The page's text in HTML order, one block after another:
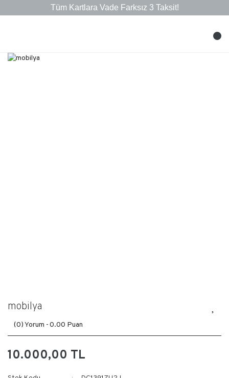
mobilya
(0) Yorum -0.00 Puan
10.000,00 TL
Tüm Kartlara Vade Farksız 3 Taksit!